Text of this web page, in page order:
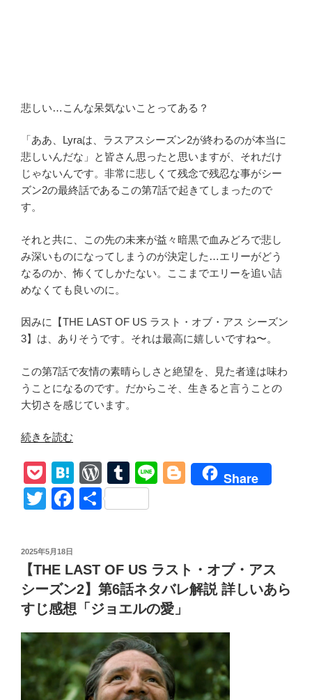
悲しい…こんな呆気ないことってある？
「ああ、Lyraは、ラスアスシーズン2が終わるのが本当に
悲しいんだな」と皆さん思ったと思いますが、それだけ
じゃないんです。非常に悲しくて残念で残忍な事がシー
ズン2の最終話であるこの第7話で起きてしまったので
す。
それと共に、この先の未来が益々暗黒で血みどろで悲し
み深いものになってしまうのが決定した…エリーがどう
なるのか、怖くてしかたない。ここまでエリーを追い詰
めなくても良いのに。
因みに【THE LAST OF US ラスト・オブ・アス シーズン
3】は、ありそうです。それは最高に嬉しいですね〜。
この第7話で友情の素晴らしさと絶望を、見た者達は味わ
うことになるのです。だからこそ、生きると言うことの
大切さを感じています。
“【THE
OF
US
ラ
オ
ブ・
ア
ス
シ
ー
ズ
2】
続きを読む
P
o
ck
H
at
e
a
W
or
d
e
ss
T
u
m
r
Li
Bl
er
Share
T
tt
er
F
e
b
o
o
k
共
投
日:
2025年5月18日
【THE LAST OF US ラスト・オブ・アス
シーズン2】第6話ネタバレ解説 詳しいあら
すじ感想「ジョエルの愛」